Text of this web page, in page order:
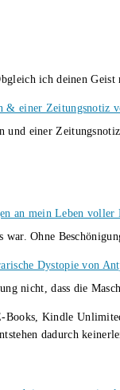
ich deinen
& einer Zeitungsnotiz
und einer
an mein Leben
war. Ohne
Dystopie von
nicht, dass die
Books, Kindle
dadurch